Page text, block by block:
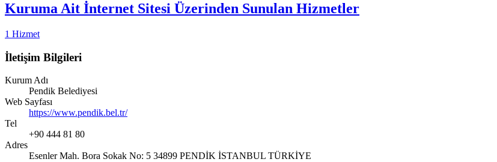
Kuruma Ait İnternet Sitesi Üzerinden Sunulan Hizmetler
1 Hizmet
İletişim Bilgileri
Kurum Adı
Pendik Belediyesi
Web Sayfası
https://www.pendik.bel.tr/
Tel
+90 444 81 80
Adres
Esenler Mah. Bora Sokak No: 5 34899 PENDİK İSTANBUL TÜRKİYE